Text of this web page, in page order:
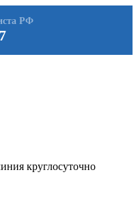
РФ
круглосуточно